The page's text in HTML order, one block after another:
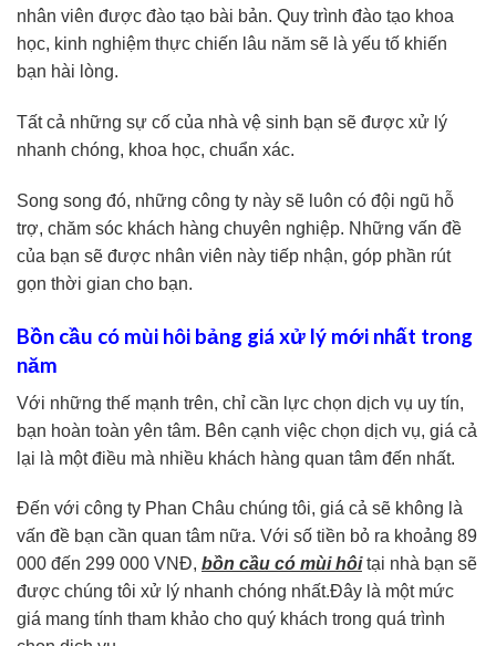
nhân viên được đào tạo bài bản. Quy trình đào tạo khoa
học, kinh nghiệm thực chiến lâu năm sẽ là yếu tố khiến
bạn hài lòng.
Tất cả những sự cố của nhà vệ sinh bạn sẽ được xử lý
nhanh chóng, khoa học, chuẩn xác.
Song song đó, những công ty này sẽ luôn có đội ngũ hỗ
trợ, chăm sóc khách hàng chuyên nghiệp. Những vấn đề
của bạn sẽ được nhân viên này tiếp nhận, góp phần rút
gọn thời gian cho bạn.
Bồn cầu có mùi hôi bảng giá xử lý mới nhất trong
năm
Với những thế mạnh trên, chỉ cần lực chọn dịch vụ uy tín,
bạn hoàn toàn yên tâm. Bên cạnh việc chọn dịch vụ, giá cả
lại là một điều mà nhiều khách hàng quan tâm đến nhất.
Đến với công ty Phan Châu chúng tôi, giá cả sẽ không là
vấn đề bạn cần quan tâm nữa. Với số tiền bỏ ra khoảng 89
000 đến 299 000 VNĐ, bồn cầu có mùi hôitại nhà bạn sẽ
được chúng tôi xử lý nhanh chóng nhất.Đây là một mức
giá mang tính tham khảo cho quý khách trong quá trình